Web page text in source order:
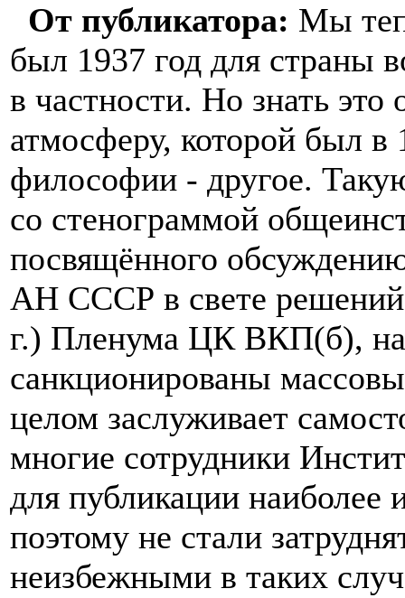
От публикатора: Мы
был 1937 год для страны
в частности. Но знать это
атмосферу, которой был в
философии - другое.
со стенограммой
посвящённого
АН СССР в свете решений
г.) Пленума ЦК ВКП(б),
санкционированы
целом заслуживает
многие сотрудники
для публикации наиболее
поэтому не стали
неизбежными в таких